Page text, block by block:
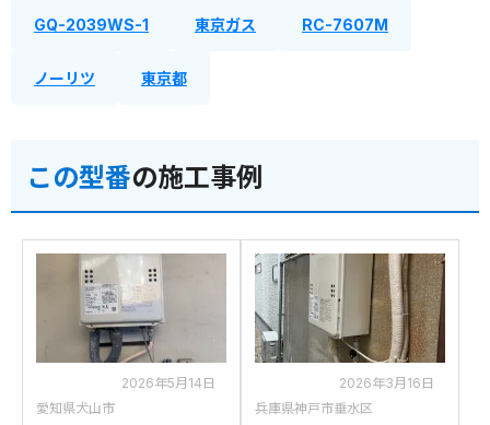
GQ-2039WS-1 東京ガス RC-7607M
ノーリツ 東京都
この型番の施工事例
2026年5月14日
愛知県犬山市
2026年3月16日
兵庫県神戸市垂水区